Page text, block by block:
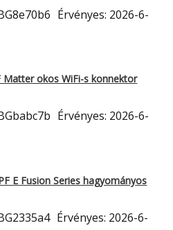
Érvényes: 2026-6-
Matter okos WiFi-s konnektor
Érvényes: 2026-6-
E Fusion Series hagyományos
Érvényes: 2026-6-